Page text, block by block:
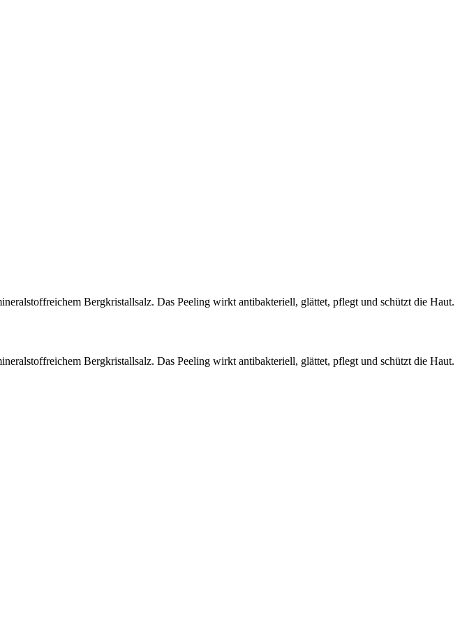
Bergkristallsalz. Das Peeling wirkt antibakteriell, glättet, pflegt und schützt die Haut.
Bergkristallsalz. Das Peeling wirkt antibakteriell, glättet, pflegt und schützt die Haut.